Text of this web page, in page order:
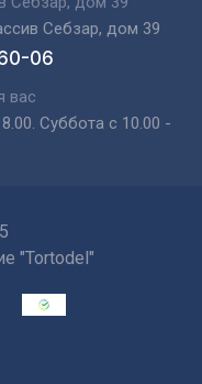
Себзар, дом 39
06
вас
Суббота с 10.00 -
"Tortodel"